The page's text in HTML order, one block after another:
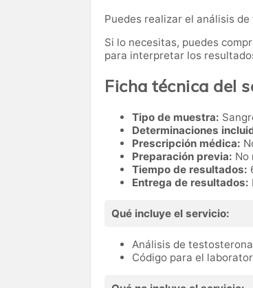
Puedes realizar el análisis
Si lo necesitas, puedes
para interpretar los
Ficha técnica del
Tipo de muestra:
Determinaciones
Prescripción médica:
Preparación previa: No
Tiempo de resultados:
Entrega de resultados:
Qué incluye el servicio:
Análisis de
Código para el